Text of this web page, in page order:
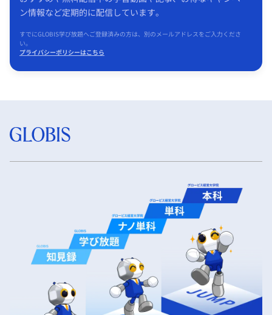
ン情報など定期的に配信しています。
すでにGLOBIS学び放題へご登録済みの方は、別のメールアドレスをご入力くださ
い。
プライバシーポリシーはこちら